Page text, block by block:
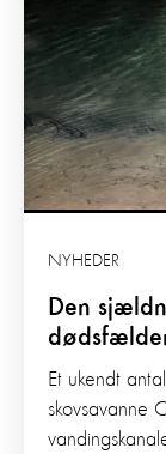
Den
NYHEDER
Et ukendt
skovsavanne